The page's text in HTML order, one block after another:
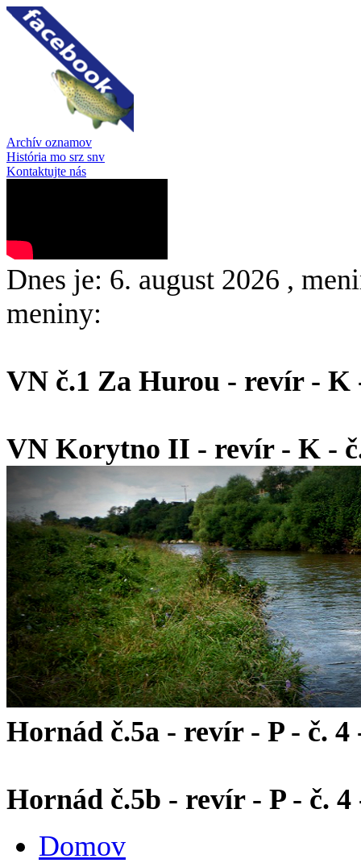
Archív oznamov
História mo srz snv
Kontaktujte nás
Dnes je: 6. august 2026 ,
meniny:
VN č.1 Za Hurou - revír - K
VN Korytno II - revír - K - č.
Hornád č.5a - revír - P - č. 4
Hornád č.5b - revír - P - č.
Domov